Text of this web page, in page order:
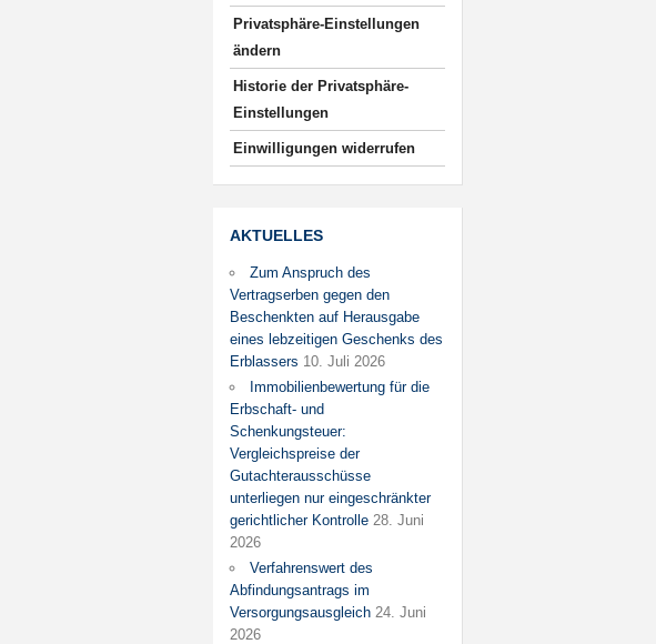
Privatsphäre-Einstellungen
ändern
Historie der Privatsphäre-
Einstellungen
Einwilligungen widerrufen
AKTUELLES
Zum Anspruch des
Vertragserben gegen den
Beschenkten auf Herausgabe
eines lebzeitigen Geschenks des
Erblassers 10. Juli 2026
Immobilienbewertung für die
Erbschaft- und
Schenkungsteuer:
Vergleichspreise der
Gutachterausschüsse
unterliegen nur eingeschränkter
gerichtlicher Kontrolle 28. Juni
2026
Verfahrenswert des
Abfindungsantrags im
Versorgungsausgleich 24. Juni
2026